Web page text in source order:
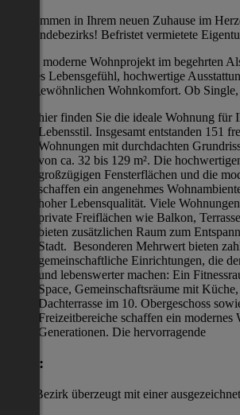
Willkommen in Ihrem neuen Zuhause im
Gemeindebezirks! Befristet vermietete
Dieses moderne Wohnprojekt im begehrten
urbanes Lebensgefühl, hochwertige
außergewöhnlichen Wohnkomfort. Ob
hier finden Sie die ideale Wohnung für
Lebensstil. Insgesamt entstanden 151
Wohnungen mit durchdachten
von ca. 32 bis 129 m². Die
großzügigen Fensterflächen und die
schaffen ein angenehmes
hoher Lebensqualität. Viele
private Freiflächen wie Balkon,
bieten zusätzlichen Raum zum
Stadt. Besonderen Mehrwert bieten
gemeinschaftliche Einrichtungen, die
und lebenswerter machen: Ein
Space, Gemeinschaftsräume mit
Dachterrasse im 10. Obergeschoss
Freizeitbereiche schaffen ein
Generationen. Die hervorragende
Lage:
im 9. Bezirk überzeugt mit einer